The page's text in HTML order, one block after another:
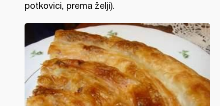
potkovici, prema želji).